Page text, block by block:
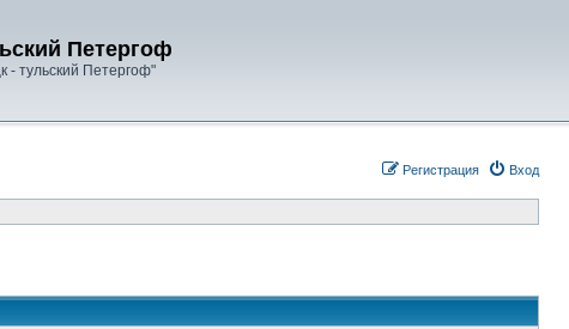
Петергоф
- тульский Петергоф"
Вход
Регистрация